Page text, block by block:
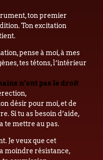
ton premier
Ton excitation
pense à moi, à mes
tes tétons, l’intérieur
n’ont pas le droit
désir pour moi, et de
Si tu as besoin d’aide,
te mettre au pas.
Je veux que cet
moindre résistance,